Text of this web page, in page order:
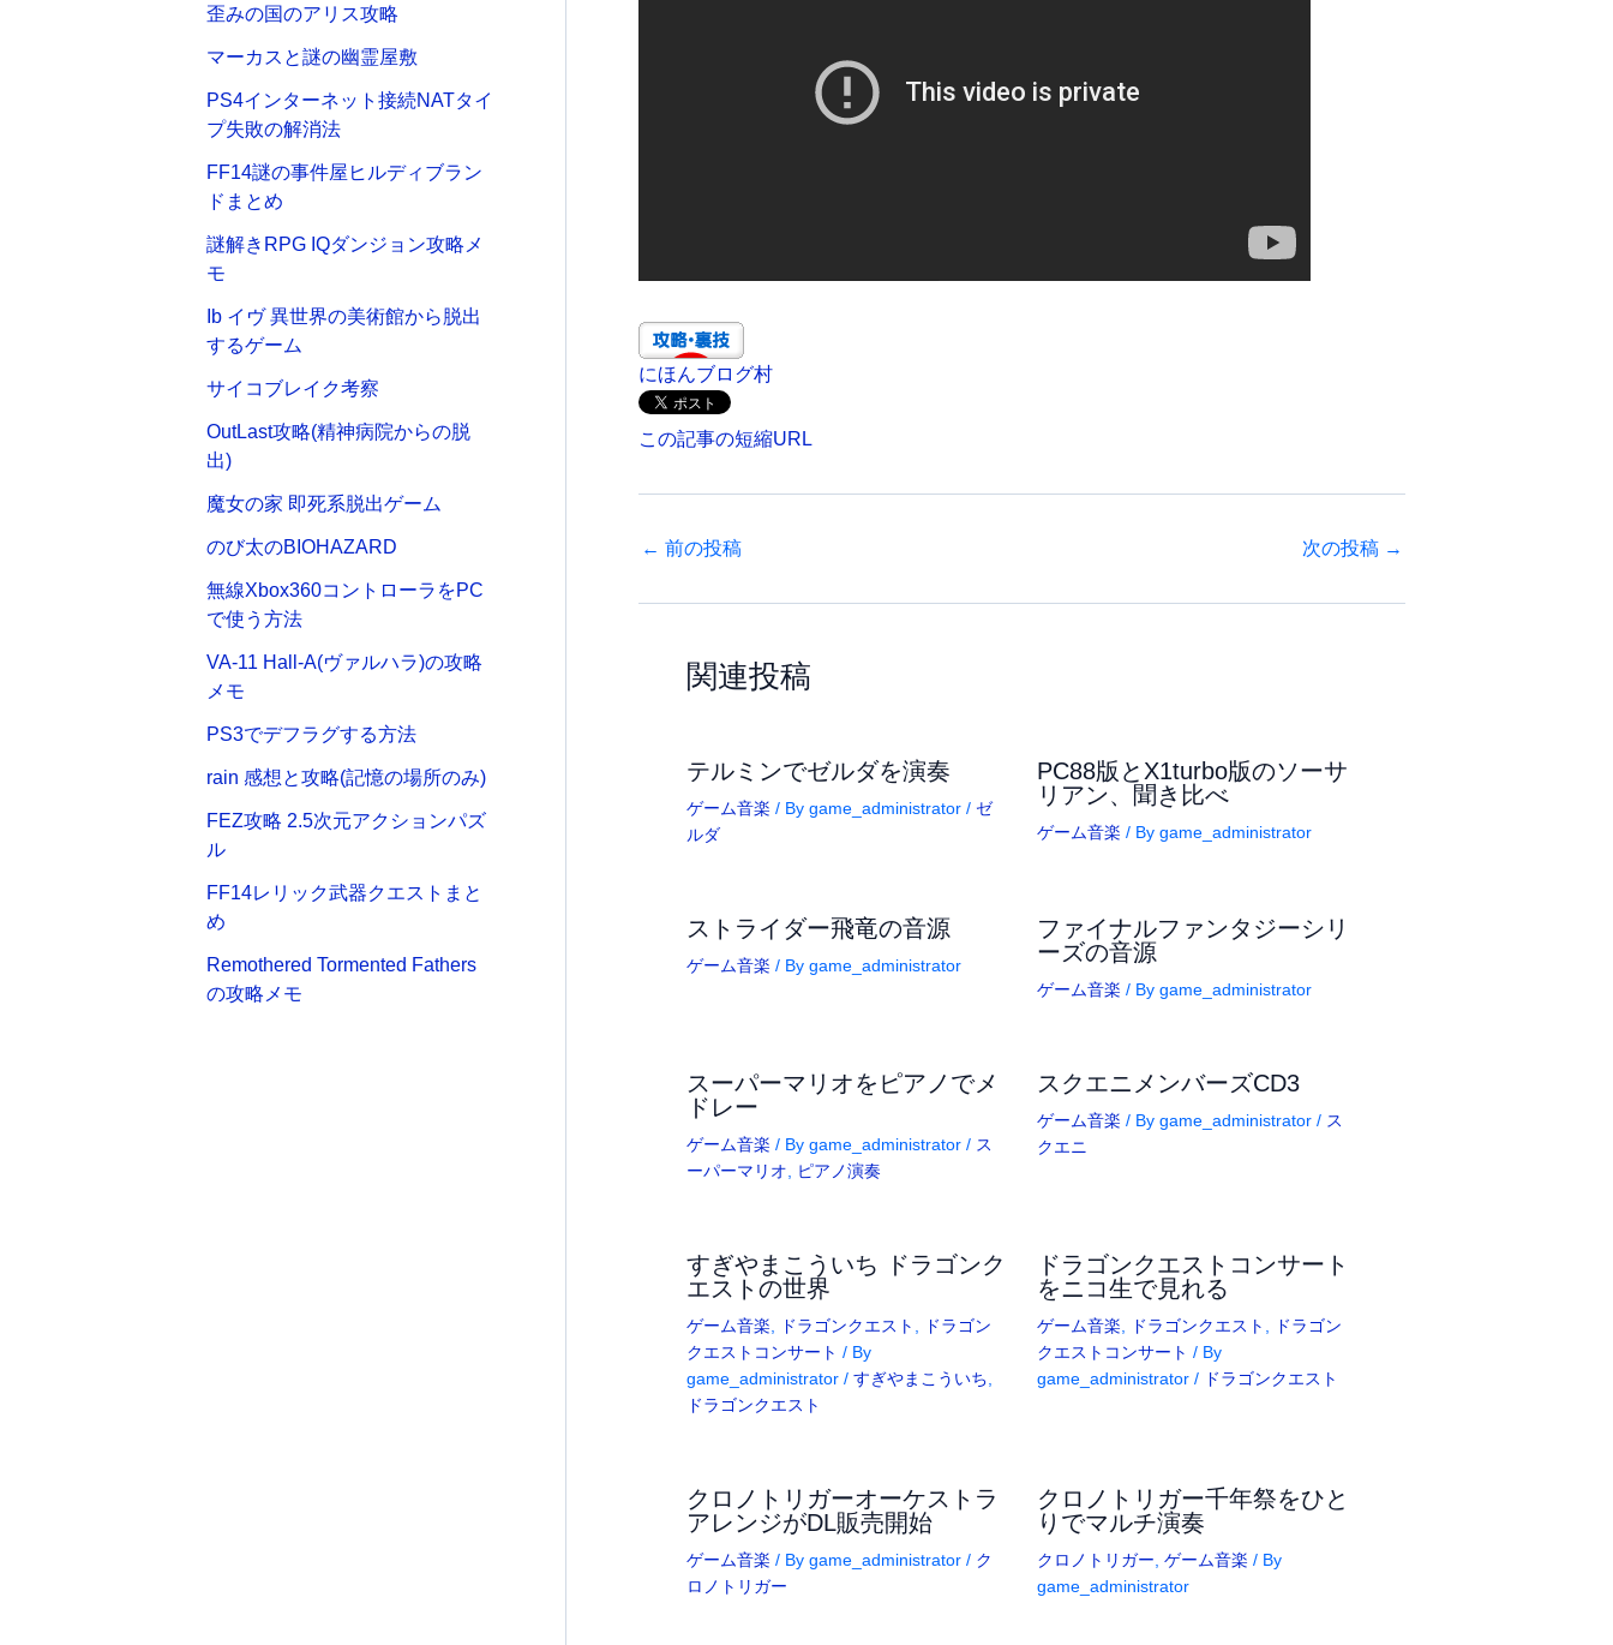
歪みの国のアリス攻略
マーカスと謎の幽霊屋敷
PS4インターネット接続NATタイ
プ失敗の解消法
FF14謎の事件屋ヒルディブラン
ドまとめ
謎解きRPG IQダンジョン攻略メ
モ
Ib イヴ 異世界の美術館から脱出
するゲーム
サイコブレイク考察
OutLast攻略(精神病院からの脱
出)
魔女の家 即死系脱出ゲーム
のび太のBIOHAZARD
無線Xbox360コントローラをPC
で使う方法
VA-11 Hall-A(ヴァルハラ)の攻略
メモ
PS3でデフラグする方法
rain 感想と攻略(記憶の場所のみ)
FEZ攻略 2.5次元アクションパズ
ル
FF14レリック武器クエストまと
め
Remothered Tormented Fathers
の攻略メモ
にほんブログ村
この記事の短縮URL
← 前の投稿 次の投稿 →
関連投稿
テルミンでゼルダを演奏
ゲーム音楽 / By game_administrator / ゼ
ルダ
PC88版とX1turbo版のソーサ
リアン、聞き比べ
ゲーム音楽 / By game_administrator
ストライダー飛竜の音源
ゲーム音楽 / By game_administrator
ファイナルファンタジーシリ
ーズの音源
ゲーム音楽 / By game_administrator
スーパーマリオをピアノでメ
ドレー
ゲーム音楽 / By game_administrator / ス
ーパーマリオ
ピアノ演奏
スクエニメンバーズCD3
ゲーム音楽 / By game_administrator / ス
クエニ
すぎやまこういち ドラゴンク
エストの世界
ゲーム音楽 ドラゴンクエスト
ドラゴン
クエストコンサート / By
game_administrator / すぎやまこういち
ドラゴンクエスト
ドラゴンクエストコンサート
をニコ生で見れる
ゲーム音楽 ドラゴンクエスト
ドラゴン
クエストコンサート / By
game_administrator / ドラゴンクエスト
クロノトリガーオーケストラ
アレンジがDL販売開始
ゲーム音楽 / By game_administrator / ク
ロノトリガー
クロノトリガー千年祭をひと
りでマルチ演奏
クロノトリガー ゲーム音楽 / By
game_administrator